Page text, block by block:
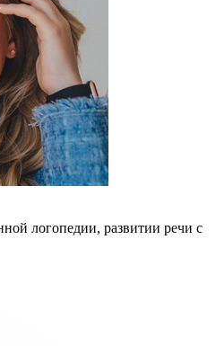
логопедии, развитии речи с